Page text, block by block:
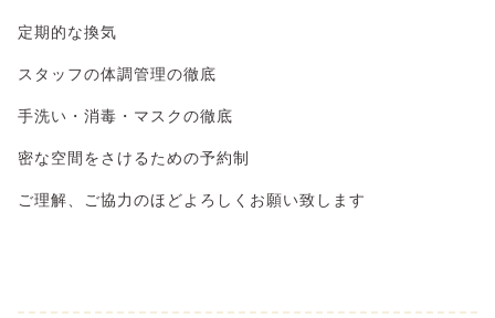
定期的な換気
スタッフの体調管理の徹底
手洗い・消毒・マスクの徹底
密な空間をさけるための予約制
ご理解、ご協力のほどよろしくお願い致します